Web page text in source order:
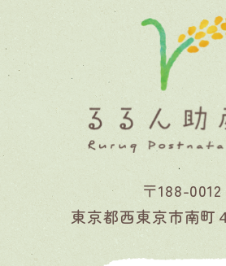
〒188-0012
東京都西東京市南町